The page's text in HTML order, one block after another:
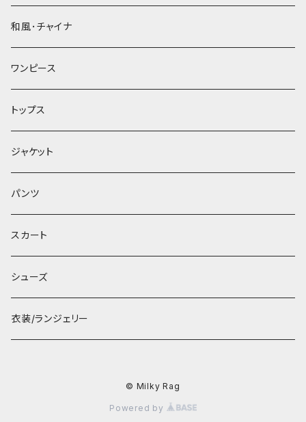
和風･チャイナ
ワンピース
トップス
ジャケット
パンツ
スカート
シューズ
衣装/ランジェリー
© Milky Rag
Powered by